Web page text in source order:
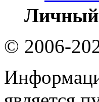
Личный
© 2006-